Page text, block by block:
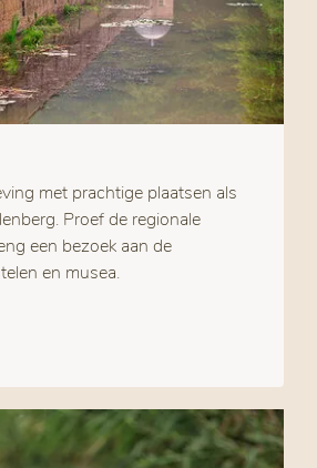
met prachtige plaatsen als
Proef de regionale
een bezoek aan de
en musea.